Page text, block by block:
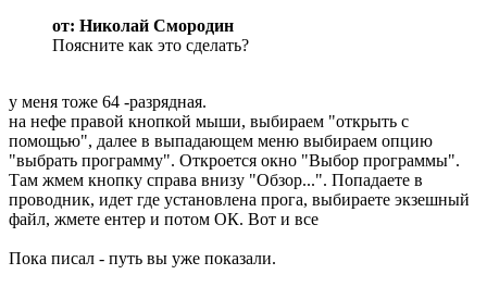
от: Николай Смородин
Поясните как это сделать?
у меня тоже 64 -разрядная.
на нефе правой кнопкой мыши, выбираем "открыть с
помощью", далее в выпадающем меню выбираем опцию
"выбрать программу". Откроется окно "Выбор программы".
Там жмем кнопку справа внизу "Обзор...". Попадаете в
проводник, идет где установлена прога, выбираете экзешный
файл, жмете ентер и потом ОК. Вот и все
Пока писал - путь вы уже показали.